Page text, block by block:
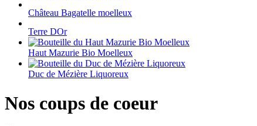
Château Bagatelle moelleux
Terre DOr
Haut Mazurie Bio Moelleux
Duc de Mézière Liquoreux
Nos coups de coeur